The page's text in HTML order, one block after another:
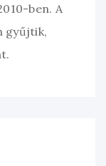
ben. A
gyűjtik,